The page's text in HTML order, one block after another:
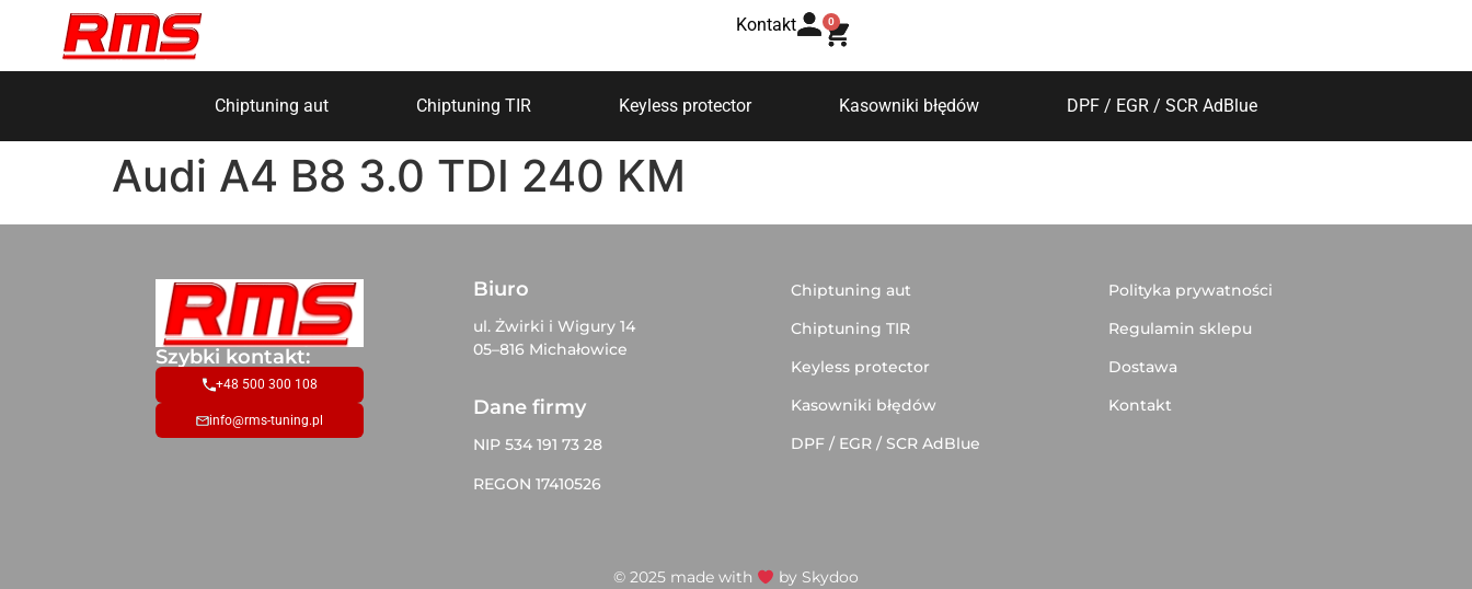
Kontakt 0
Chiptuning aut Chiptuning TIR Keyless protector Kasowniki błędów DPF / EGR / SCR AdBlue
Audi A4 B8 3.0 TDI 240 KM
Szybki kontakt:
+48 500 300 108
info@rms-tuning.pl
Biuro
ul. Żwirki i Wigury 14
05–816 Michałowice
Dane firmy
NIP 534 191 73 28
REGON 17410526
Chiptuning aut
Chiptuning TIR
Keyless protector
Kasowniki błędów
DPF / EGR / SCR AdBlue
Polityka prywatności
Regulamin sklepu
Dostawa
Kontakt
© 2025 made with by Skydoo